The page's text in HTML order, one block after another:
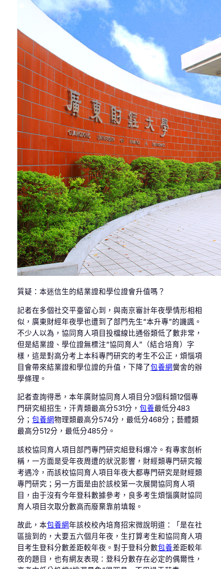
質疑：本迷信生的結業證和學位證會升值嗎？
記者在多個社交平臺留心到，與南京審計年夜學情形相相
似，廣東財經年夜學也遭到了部門先生“本升專”的譏諷。
不少人以為，協同育人項目投檔線比通俗類低了數非常，
但是結業證、學位證無標注“協同育人”（結合培育）字
樣，這是對高分考上本科專門研究的考生不公正，煩惱項
目會帶來結業證和學位證的升值，下降了包養網黌舍的辦
學條理。
記者查詢得悉，本年廣財協同育人項目分3個科類12個專
門研究組招生，汗青類最高分531分， 包養最低分483
分； 包養網物理類最高分574分，最低分468分；藝體類
最高分512分，最低分485分。
該校協同育人項目部門專門研究組登科爆冷。有專家剖析
稱，一方面是受年夜周遭的狀況影響，財經類專門研究報
考遇冷，而該校協同育人項目年夜大都專門研究是財經類
專門研究；另一方面是由於該校第一次展開協同育人項
目，由于沒有今年登科數據參考，良多考生煩惱廣財協同
育人項目次取分數高而廢棄靠前填報。
故此，本包養網年該校校內培育招宋微說明道：「是在社
區撿到的，大要五六個月年夜，生打算考生和協同育人項
目考生登科分數差距較年夜。對于登科分數包養差距較年
夜的題目，也有網友表現：登科分數存在必定的偶爾性，